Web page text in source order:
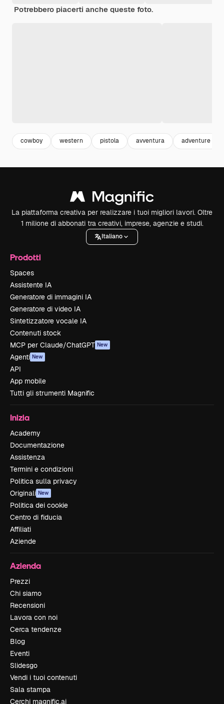
Potrebbero piacerti anche queste foto.
cowboy western pistola avventura adventure
La piattaforma creativa per realizzare i tuoi migliori lavori. Oltre
1 milione di abbonati tra creativi, imprese, agenzie e studi.
Italiano
Prodotti
Spaces
Assistente IA
Generatore di immagini IA
Generatore di video IA
Sintetizzatore vocale IA
Contenuti stock
MCP per Claude/ChatGPT New
Agenti New
API
App mobile
Tutti gli strumenti Magnific
Inizia
Academy
Documentazione
Assistenza
Termini e condizioni
Politica sulla privacy
Originali New
Politica dei cookie
Centro di fiducia
Affiliati
Aziende
Azienda
Prezzi
Chi siamo
Recensioni
Lavora con noi
Cerca tendenze
Blog
Eventi
Slidesgo
Vendi i tuoi contenuti
Sala stampa
Cerchi magnific.ai